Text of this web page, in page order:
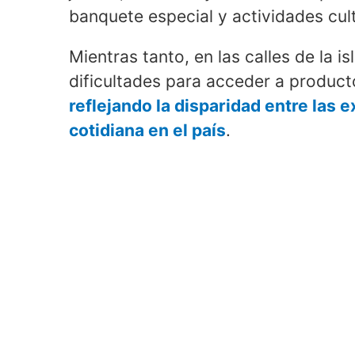
banquete especial y actividades
Mientras tanto, en las calles de la
dificultades para acceder a
reflejando la disparidad entre las
cotidiana en el país.